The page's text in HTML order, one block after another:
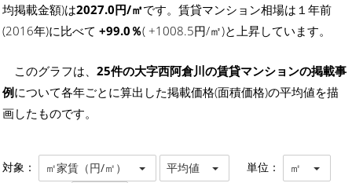
均掲載金額)は2027.0円/㎡です。賃貸マンション相場は１年前
(2016年)に比べて +99.0％( +1008.5円/㎡)と上昇しています。
このグラフは、 25件の大字西阿倉川の賃貸マンションの掲載事
例について各年ごとに算出した掲載価格(面積価格)の平均値を描
画したものです。
対象： ㎡家賃（円/㎡） 平均値 単位： ㎡